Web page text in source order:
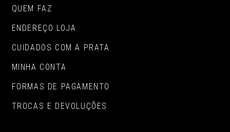
QUEM FAZ
ENDEREÇO LOJA
CUIDADOS COM A PRATA
MINHA CONTA
FORMAS DE PAGAMENTO
TROCAS E DEVOLUÇÕES